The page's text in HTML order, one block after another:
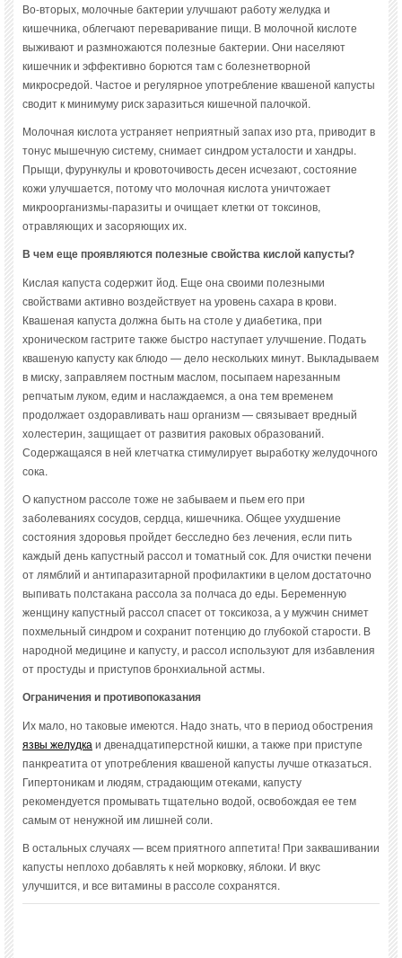
Во-вторых, молочные бактерии улучшают работу желудка и
кишечника, облегчают переваривание пищи. В молочной кислоте
выживают и размножаются полезные бактерии. Они населяют
кишечник и эффективно борются там с болезнетворной
микросредой. Частое и регулярное употребление квашеной капусты
сводит к минимуму риск заразиться кишечной палочкой.
Молочная кислота устраняет неприятный запах изо рта, приводит в
тонус мышечную систему, снимает синдром усталости и хандры.
Прыщи, фурункулы и кровоточивость десен исчезают, состояние
кожи улучшается, потому что молочная кислота уничтожает
микроорганизмы-паразиты и очищает клетки от токсинов,
отравляющих и засоряющих их.
В чем еще проявляются полезные свойства кислой капусты?
Кислая капуста содержит йод. Еще она своими полезными
свойствами активно воздействует на уровень сахара в крови.
Квашеная капуста должна быть на столе у диабетика, при
хроническом гастрите также быстро наступает улучшение. Подать
квашеную капусту как блюдо — дело нескольких минут. Выкладываем
в миску, заправляем постным маслом, посыпаем нарезанным
репчатым луком, едим и наслаждаемся, а она тем временем
продолжает оздоравливать наш организм — связывает вредный
холестерин, защищает от развития раковых образований.
Содержащаяся в ней клетчатка стимулирует выработку желудочного
сока.
О капустном рассоле тоже не забываем и пьем его при
заболеваниях сосудов, сердца, кишечника. Общее ухудшение
состояния здоровья пройдет бесследно без лечения, если пить
каждый день капустный рассол и томатный сок. Для очистки печени
от лямблий и антипаразитарной профилактики в целом достаточно
выпивать полстакана рассола за полчаса до еды. Беременную
женщину капустный рассол спасет от токсикоза, а у мужчин снимет
похмельный синдром и сохранит потенцию до глубокой старости. В
народной медицине и капусту, и рассол используют для избавления
от простуды и приступов бронхиальной астмы.
Ограничения и противопоказания
Их мало, но таковые имеются. Надо знать, что в период обострения
язвы желудка и двенадцатиперстной кишки, а также при приступе
панкреатита от употребления квашеной капусты лучше отказаться.
Гипертоникам и людям, страдающим отеками, капусту
рекомендуется промывать тщательно водой, освобождая ее тем
самым от ненужной им лишней соли.
В остальных случаях — всем приятного аппетита! При заквашивании
капусты неплохо добавлять к ней морковку, яблоки. И вкус
улучшится, и все витамины в рассоле сохранятся.